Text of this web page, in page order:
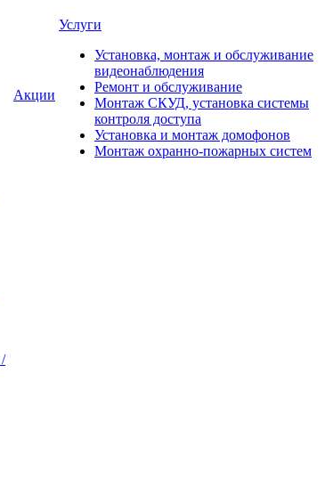
Акции
Услуги
Установка, монтаж и обслуживание
видеонаблюдения
Ремонт и обслуживание
Монтаж СКУД, установка системы
контроля доступа
Установка и монтаж домофонов
Монтаж охранно-пожарных систем